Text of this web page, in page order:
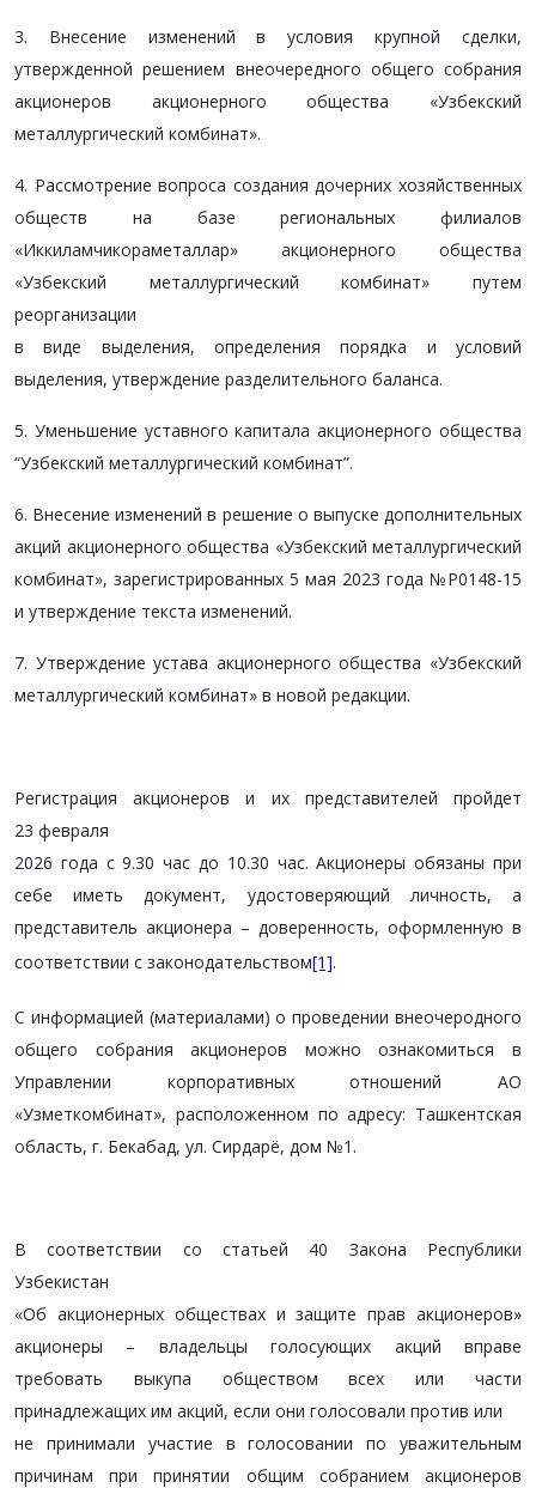
3. Внесение изменений в условия крупной сделки,
утвержденной решением внеочередного общего собрания
акционеров акционерного общества «Узбекский
металлургический комбинат».
4. Рассмотрение вопроса создания дочерних хозяйственных
обществ на базе региональных филиалов
«Иккиламчикораметаллар» акционерного общества
«Узбекский металлургический комбинат» путем
реорганизации
в виде выделения, определения порядка и условий
выделения, утверждение разделительного баланса.
5. Уменьшение уставного капитала акционерного общества
“Узбекский металлургический комбинат”.
6. Внесение изменений в решение о выпуске дополнительных
акций акционерного общества «Узбекский металлургический
комбинат», зарегистрированных 5 мая 2023 года №Р0148-15
и утверждение текста изменений.
7. Утверждение устава акционерного общества «Узбекский
металлургический комбинат» в новой редакции.
Регистрация акционеров и их представителей пройдет
23 февраля
2026 года с 9.30 час до 10.30 час. Акционеры обязаны при
себе иметь документ, удостоверяющий личность, а
представитель акционера – доверенность, оформленную в
соответствии с законодательством[1].
С информацией (материалами) о проведении внеочеродного
общего собрания акционеров можно ознакомиться в
Управлении корпоративных отношений АО
«Узметкомбинат», расположенном по адресу: Ташкентская
область, г. Бекабад, ул. Сирдарё, дом №1.
В соответствии со статьей 40 Закона Республики
Узбекистан
«Об акционерных обществах и защите прав акционеров»
акционеры – владельцы голосующих акций вправе
требовать выкупа обществом всех или части
принадлежащих им акций, если они голосовали против или
не принимали участие в голосовании по уважительным
причинам при принятии общим собранием акционеров